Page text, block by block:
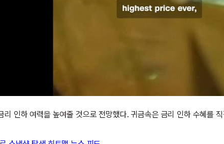
인하 여력을 높여줄 것으로 전망했다. 귀금속은 금리 인하 수혜를